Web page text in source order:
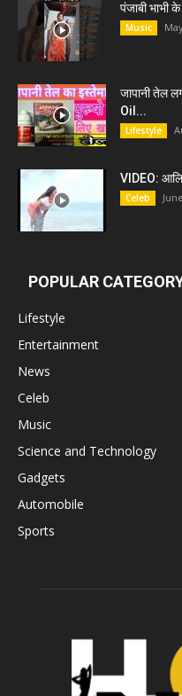
पंजाबी भाभी
Music
जापानी तेल
Oil...
Lifestyle
VIDEO:
Celeb
POPULAR
Lifestyle
Entertainment
News
Celeb
Music
Science and Technology
Gadgets
Automobile
Sports